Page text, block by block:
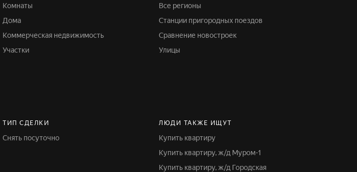
Комнаты
Дома
Коммерческая недвижимость
Участки
Все регионы
Станции пригородных поездов
Сравнение новостроек
Улицы
ТИП СДЕЛКИ
Снять посуточно
ЛЮДИ ТАКЖЕ ИЩУТ
Купить квартиру
Купить квартиру, ж/д Муром-1
Купить квартиру, ж/д Городская